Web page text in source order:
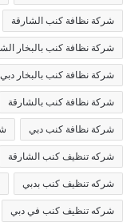
شركة نظافة كنب الشارقة
شركة نظافة كنب بالبخار
شركة نظافة كنب بالبخار دبي
شركة نظافة كنب بالشارقة
شركة نظافة كنب دبي
شركه تنظيف كنب الشارقة
شركه تنظيف كنب بدبي
شركه تنظيف كنب في دبي